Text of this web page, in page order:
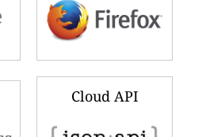
Cloud API